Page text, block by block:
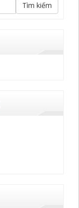
Tìm kiếm